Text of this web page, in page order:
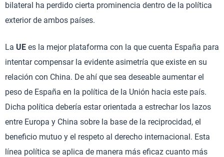
bilateral ha perdido cierta prominencia dentro de la política
exterior de ambos países.
La UE es la mejor plataforma con la que cuenta España para
intentar compensar la evidente asimetría que existe en su
relación con China. De ahí que sea deseable aumentar el
peso de España en la política de la Unión hacia este país.
Dicha política debería estar orientada a estrechar los lazos
entre Europa y China sobre la base de la reciprocidad, el
beneficio mutuo y el respeto al derecho internacional. Esta
línea política se aplica de manera más eficaz cuanto más